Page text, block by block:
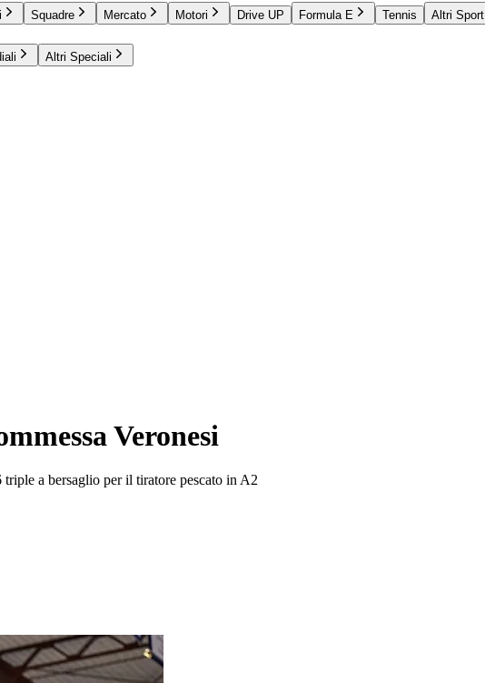
Squadre Mercato Motori Drive UP Formula E Tennis Altri Sport
Altri Speciali
Veronesi
a bersaglio per il tiratore pescato in A2